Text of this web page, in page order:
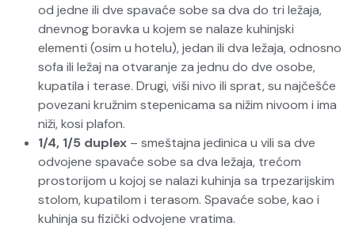
od jedne ili dve spavaće sobe sa dva do tri ležaja,
dnevnog boravka u kojem se nalaze kuhinjski
elementi (osim u hotelu), jedan ili dva ležaja, odnosno
sofa ili ležaj na otvaranje za jednu do dve osobe,
kupatila i terase. Drugi, viši nivo ili sprat, su najčešće
povezani kružnim stepenicama sa nižim nivoom i ima
niži, kosi plafon.
1/4, 1/5 duplex – smeštajna jedinica u vili sa dve
odvojene spavaće sobe sa dva ležaja, trećom
prostorijom u kojoj se nalazi kuhinja sa trpezarijskim
stolom, kupatilom i terasom. Spavaće sobe, kao i
kuhinja su fizički odvojene vratima.